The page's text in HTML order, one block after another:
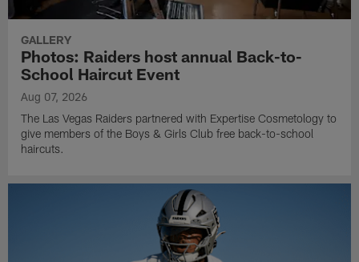
GALLERY
Photos: Raiders host annual Back-to-
School Haircut Event
Aug 07, 2026
The Las Vegas Raiders partnered with Expertise Cosmetology to
give members of the Boys & Girls Club free back-to-school
haircuts.